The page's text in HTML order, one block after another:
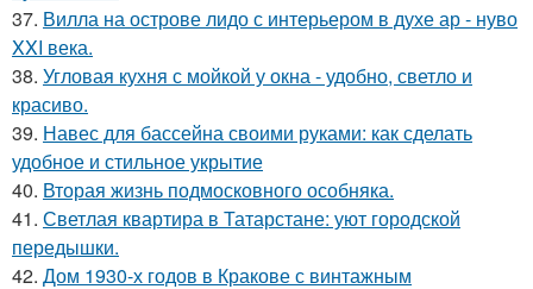
37. Вилла на острове лидо с интерьером в духе ар - нуво
XXI века.
38. Угловая кухня с мойкой у окна - удобно, светло и
красиво.
39. Навес для бассейна своими руками: как сделать
удобное и стильное укрытие
40. Вторая жизнь подмосковного особняка.
41. Светлая квартира в Татарстане: уют городской
передышки.
42. Дом 1930-х годов в Кракове с винтажным